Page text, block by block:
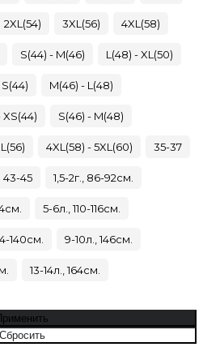
2XL(54) 3XL(56) 4XL(58)
S(44) - M(46) L(48) - XL(50)
M(46) - L(48)
XS(44) S(46) - M(48)
4XL(58) - 5XL(60) 35-37
43-45 1,5-2г., 86-92см.
5-6л., 110-116см.
140см. 9-10л., 146см.
13-14л., 164см.